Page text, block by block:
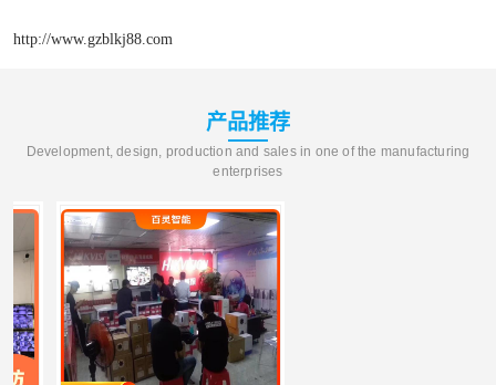
http://www.gzblkj88.com
产品推荐
Development, design, production and sales in one of the manufacturing
enterprises